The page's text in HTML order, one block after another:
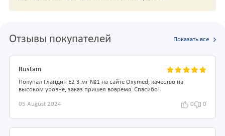
Отзывы покупателей Показать все
Rustam
Покупал Гландин Е2 3 мг №1 на сайте Oxymed, качество на
высоком уровне, заказ пришел вовремя. Спасибо!
05 August 2024 0 0